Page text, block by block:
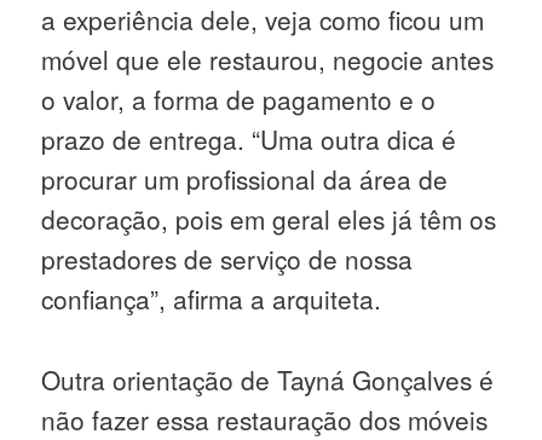
a experiência dele, veja como ficou um
móvel que ele restaurou, negocie antes
o valor, a forma de pagamento e o
prazo de entrega. “Uma outra dica é
procurar um profissional da área de
decoração, pois em geral eles já têm os
prestadores de serviço de nossa
confiança”, afirma a arquiteta.
Outra orientação de Tayná Gonçalves é
não fazer essa restauração dos móveis